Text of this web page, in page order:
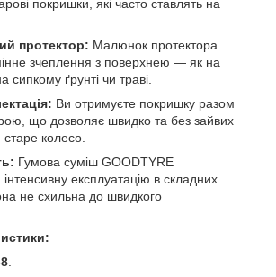
покришки, які часто ставлять на
протектор: Малюнок протектора
зчеплення з поверхнею — як на
сипкому ґрунті чи траві.
Ви отримуєте покришку разом
що дозволяє швидко та без зайвих
старе колесо.
Гумова суміш GOODTYRE
експлуатацію в складних
не схильна до швидкого